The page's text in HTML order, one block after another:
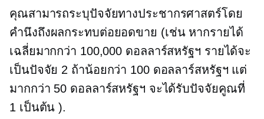
คุณสามารถระบุปัจจัยทางประชากรศาสตร์โดย
คำนึงถึงผลกระทบต่อยอดขาย (เช่น หากรายได้
เฉลี่ยมากกว่า 100,000 ดอลลาร์สหรัฐฯ รายได้จะ
เป็นปัจจัย 2 ถ้าน้อยกว่า 100 ดอลลาร์สหรัฐฯ แต่
มากกว่า 50 ดอลลาร์สหรัฐฯ จะได้รับปัจจัยคูณที่
1 เป็นต้น ).